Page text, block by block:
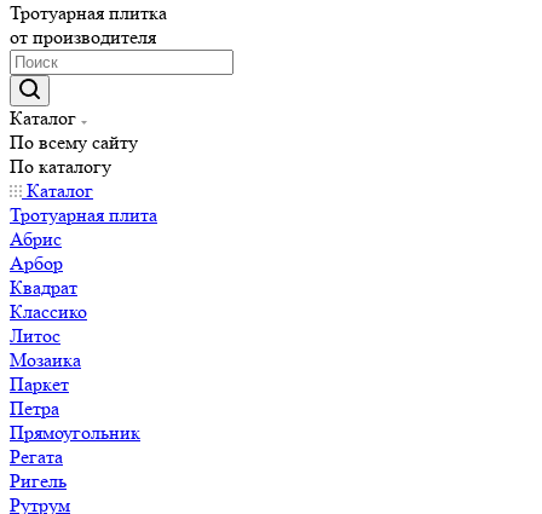
Тротуарная плитка
от производителя
Каталог
По всему сайту
По каталогу
Каталог
Тротуарная плита
Абрис
Арбор
Квадрат
Классико
Литос
Мозаика
Паркет
Петра
Прямоугольник
Регата
Ригель
Рутрум